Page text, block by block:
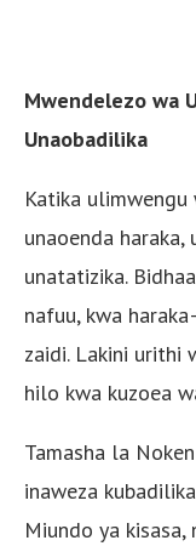
Mwendelezo wa
Unaobadilika
Katika ulimwengu
unaoenda
unatatizika.
nafuu, kwa
zaidi. Lakini urithi
hilo kwa kuzoea
Tamasha la
inaweza
Miundo ya kisasa,